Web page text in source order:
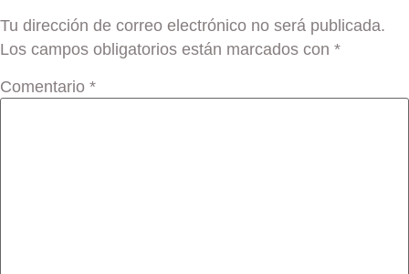
Tu dirección de correo electrónico no será publicada.
Los campos obligatorios están marcados con *
Comentario *